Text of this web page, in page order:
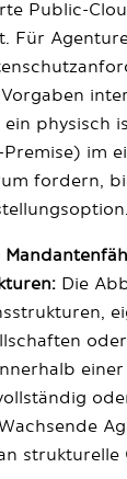
Public-
Für
ein physisch
im
fordern,
Die
strukturelle